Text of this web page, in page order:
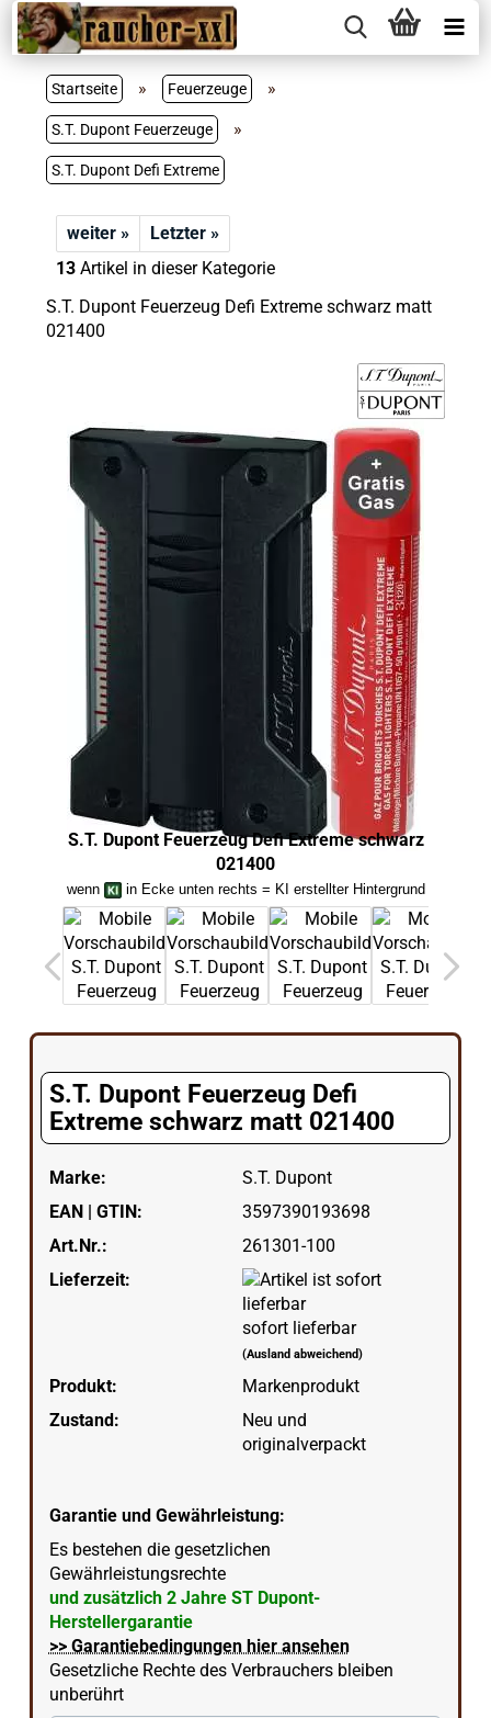
Startseite » Feuerzeuge »
S.T. Dupont Feuerzeuge »
S.T. Dupont Defi Extreme
weiter »
Letzter »
13Artikel in dieser Kategorie
S.T. Dupont Feuerzeug Defi Extreme schwarz matt
021400
S.T. Dupont Feuerzeug Defi Extreme schwarz
021400
wenn in Ecke unten rechts = KI erstellter Hintergrund
S.T. Dupont Feuerzeug Defi
Extreme schwarz matt 021400
Marke:
S.T. Dupont
EAN | GTIN:
3597390193698
Art.Nr.:
261301-100
Lieferzeit:
sofort lieferbar
(Ausland abweichend)
Produkt:
Markenprodukt
Zustand:
Neu und
originalverpackt
Garantie und Gewährleistung:
Es bestehen die gesetzlichen
Gewährleistungsrechte
und zusätzlich 2 Jahre ST Dupont-
Herstellergarantie
>> Garantiebedingungen hier ansehen
Gesetzliche Rechte des Verbrauchers bleiben
unberührt